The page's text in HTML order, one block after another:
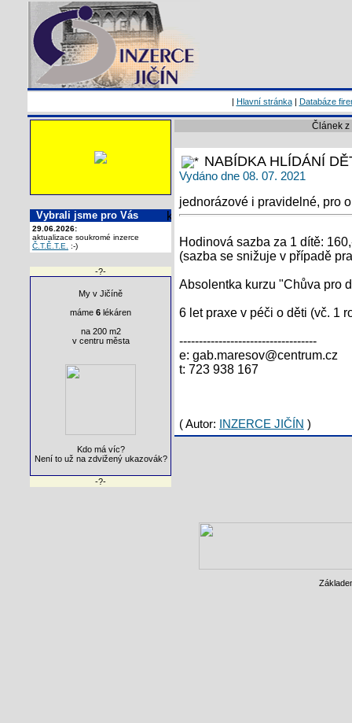
| Hlavní stránka| Databáze
Vybrali jsme pro Vás
29.06.2026:
aktualizace soukromé inzerce
Č.T.Ě.T.E.
:-)
-?-
My v Jičíně
máme 6 lékáren
na 200 m2
v centru města
Kdo má víc?
Není to už na zdvižený ukazovák?
-?-
Článek z
NABÍDKA HLÍDÁNÍ
Vydáno dne 08. 07. 2021
jednorázové i pravidelné, pro
Hodinová sazba za 1 dítě:
(sazba se snižuje v případě
Absolentka kurzu "Chůva pro
6 let praxe v péči o děti (vč. 1
-----------------------------------
e: gab.maresov@centrum.cz
t: 723 938 167
(Autor: INZERCE JIČÍN )